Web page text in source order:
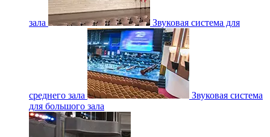
зала Звуковая система для
среднего зала
Звуковая система
для большого зала